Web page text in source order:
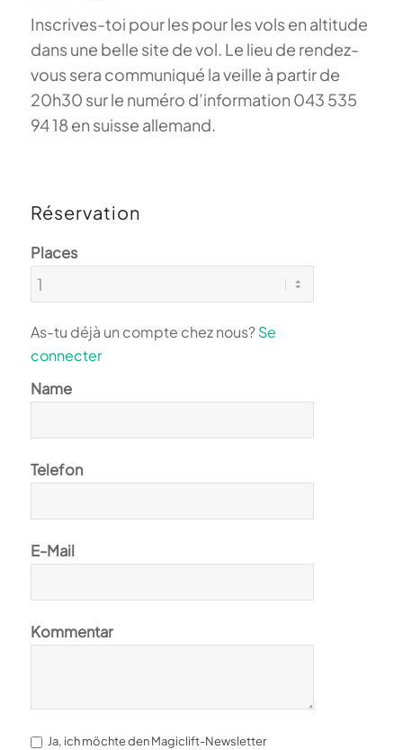
Inscrives-toi pour les pour les vols en altitude
dans une belle site de vol. Le lieu de rendez-
vous sera communiqué la veille à partir de
20h30 sur le numéro d’information 043 535
94 18 en suisse allemand.
Réservation
Places
As-tu déjà un compte chez nous?Se
connecter
Name
Telefon
E-Mail
Kommentar
Ja, ich möchte den Magiclift-Newsletter